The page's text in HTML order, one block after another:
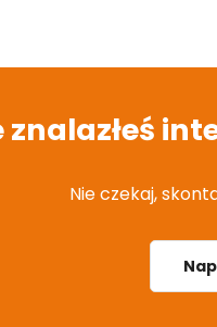
znalazłeś
Nie czekaj,